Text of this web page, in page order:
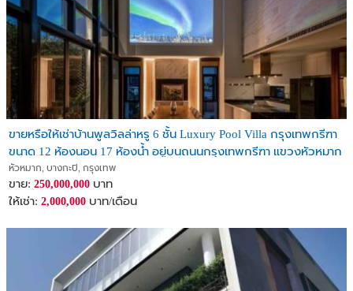
ขายหรือให้เช่าบ้านพูลวิลล่าหรู 6 ชั้น Luxury Pool Villa กรุงเทพกรีฑา
ขนาด 12 ห้องนอน 17 ห้องน้ำ อยู่บนถนนกรุงเทพกรีฑา แขวงหัวหมาก
เขตบางกะปิ
หัวหมาก, บางกะปิ, กรุงเทพ
ขาย: 250,000,000 บาท
ให้เช่า: 2,000,000 บาท/เดือน